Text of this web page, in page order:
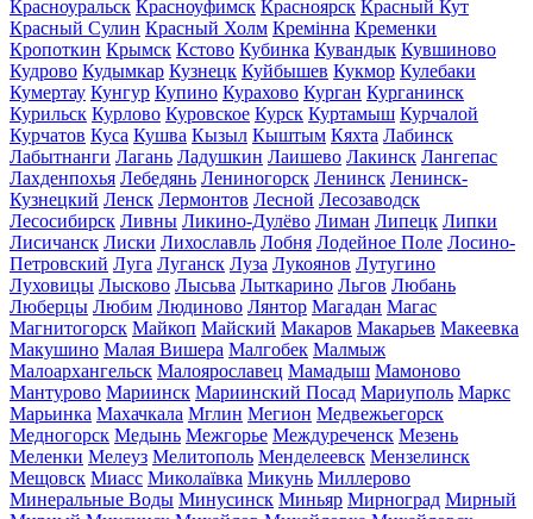
Красноуральск Красноуфимск Красноярск Красный Кут
Красный Сулин Красный Холм Кремінна Кременки
Кропоткин Крымск Кстово Кубинка Кувандык Кувшиново
Кудрово Кудымкар Кузнецк Куйбышев Кукмор Кулебаки
Кумертау Кунгур Купино Курахово Курган Курганинск
Курильск Курлово Куровское Курск Куртамыш Курчалой
Курчатов Куса Кушва Кызыл Кыштым Кяхта Лабинск
Лабытнанги Лагань Ладушкин Лаишево Лакинск Лангепас
Лахденпохья Лебедянь Лениногорск Ленинск Ленинск-
Кузнецкий Ленск Лермонтов Лесной Лесозаводск
Лесосибирск Ливны Ликино-Дулёво Лиман Липецк Липки
Лисичанск Лиски Лихославль Лобня Лодейное Поле Лосино-
Петровский Луга Луганск Луза Лукоянов Лутугино
Луховицы Лысково Лысьва Лыткарино Льгов Любань
Люберцы Любим Людиново Лянтор Магадан Магас
Магнитогорск Майкоп Майский Макаров Макарьев Макеевка
Макушино Малая Вишера Малгобек Малмыж
Малоархангельск Малоярославец Мамадыш Мамоново
Мантурово Мариинск Мариинский Посад Мариуполь Маркс
Марьинка Махачкала Мглин Мегион Медвежьегорск
Медногорск Медынь Межгорье Междуреченск Мезень
Меленки Мелеуз Мелитополь Менделеевск Мензелинск
Мещовск Миасс Миколаївка Микунь Миллерово
Минеральные Воды Минусинск Миньяр Мирноград Мирный